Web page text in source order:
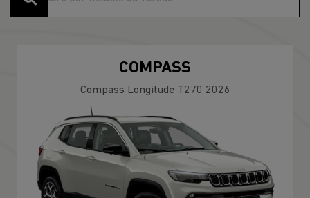
COMPASS
Compass Longitude T270 2026